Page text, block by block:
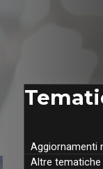
Aggiornamenti
Altre tematiche